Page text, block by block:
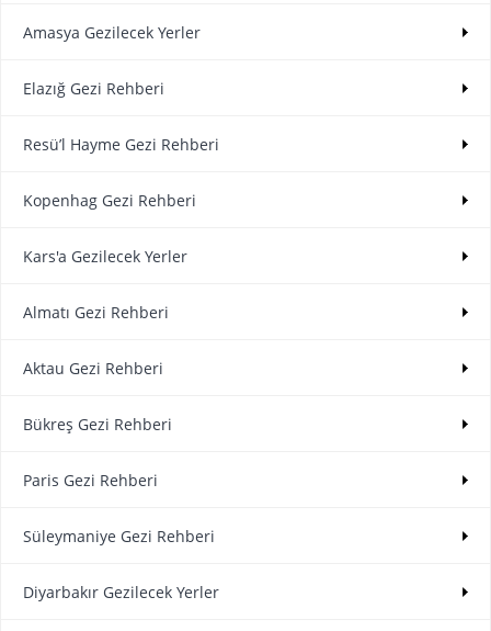
Amasya Gezilecek Yerler
Elazığ Gezi Rehberi
Resü’l Hayme Gezi Rehberi
Kopenhag Gezi Rehberi
Kars'a Gezilecek Yerler
Almatı Gezi Rehberi
Aktau Gezi Rehberi
Bükreş Gezi Rehberi
Paris Gezi Rehberi
Süleymaniye Gezi Rehberi
Diyarbakır Gezilecek Yerler